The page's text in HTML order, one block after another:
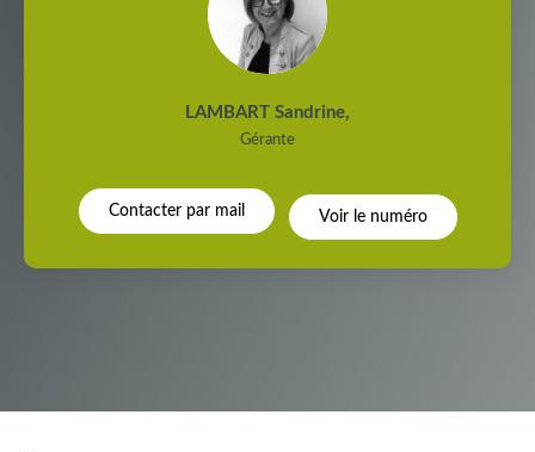
LAMBART Sandrine,
Gérante
Contacter par mail Voir le numéro